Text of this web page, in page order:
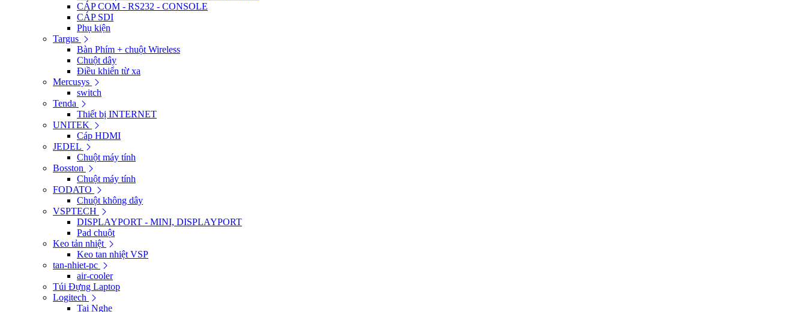
CÁP COM - RS232 - CONSOLE
CÁP SDI
Phụ kiện
Targus
Bàn Phím + chuột Wireless
Chuột dây
Điều khiển từ xa
Mercusys
switch
Tenda
Thiết bị INTERNET
UNITEK
Cáp HDMI
JEDEL
Chuột máy tính
Bosston
Chuột máy tính
FODATO
Chuột không dây
VSPTECH
DISPLAYPORT - MINI, DISPLAYPORT
Pad chuột
Keo tản nhiệt
Keo tan nhiệt VSP
tan-nhiet-pc
air-cooler
Túi Đựng Laptop
Logitech
Tai Nghe